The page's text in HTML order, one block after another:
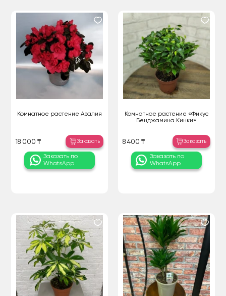
Комнатное растение Азалия
18 000 ₸ Заказать
Заказать по
WhatsApp
Комнатное растение «Фикус
Бенджамина Кинки»
8 400 ₸ Заказать
Заказать по
WhatsApp